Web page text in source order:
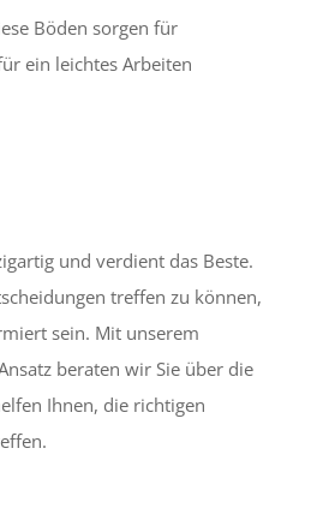
Böden sorgen für
ein leichtes Arbeiten
und verdient das Beste.
treffen zu können,
sein. Mit unserem
beraten wir Sie über die
Ihnen, die richtigen